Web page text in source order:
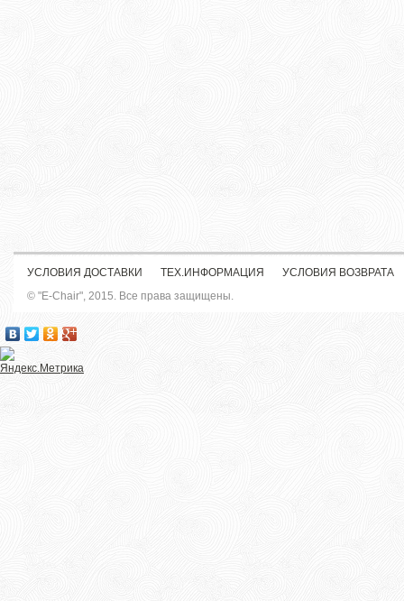
УСЛОВИЯ ДОСТАВКИ ТЕХ.ИНФОРМАЦИЯ
УСЛОВИЯ ВОЗВРАТА
© "E-Chair", 2015. Все права защищены.